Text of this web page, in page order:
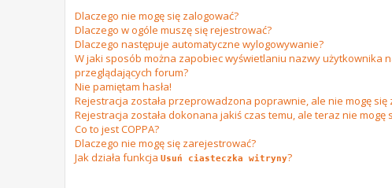
Dlaczego nie mogę się zalogować?
Dlaczego w ogóle muszę się rejestrować?
Dlaczego następuje automatyczne wylogowywanie?
W jaki sposób można zapobiec wyświetlaniu nazwy użytkownika
przeglądających forum?
Nie pamiętam hasła!
Rejestracja została przeprowadzona poprawnie, ale nie mogę się
Rejestracja została dokonana jakiś czas temu, ale teraz nie mogę
Co to jest COPPA?
Dlaczego nie mogę się zarejestrować?
Jak działa funkcja Usuń ciasteczka witryny?